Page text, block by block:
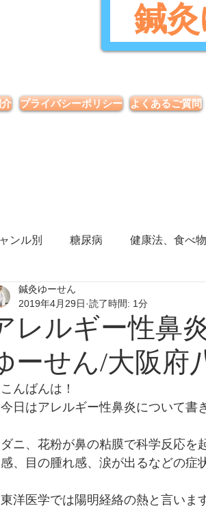
鍼
プライバシーポリシー よくあるご質問
ンル別 糖尿病 健康法、食べ物
東洋思想
血圧の症状 頭部の症状 頭痛
睡眠障害、不眠症 花粉症(アレル
耳鳴り、難聴 更年期障害 肩
レルギー性鼻
ーせん/大阪府
鍼灸ゆーせん
2019年4月29日 読了時間: 1分
こんばんは！
今日はアレルギー性鼻炎について書
ダニ、花粉が鼻の粘膜で科学反応を
感、目の腫れ感、涙が出るなどの症
東洋医学では陽明経絡の熱と言いま